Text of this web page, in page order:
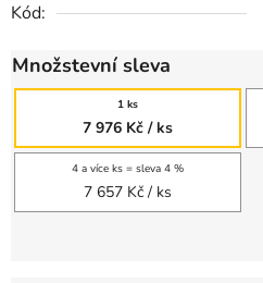
Kód:
Množstevní sleva
1 ks
7 976 Kč / ks
4 a více ks = sleva 4 %
7 657 Kč / ks